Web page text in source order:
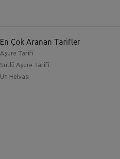
En Çok Aranan Tarifler
Aşure Tarifi
Sütlü Aşure Tarifi
Un Helvası